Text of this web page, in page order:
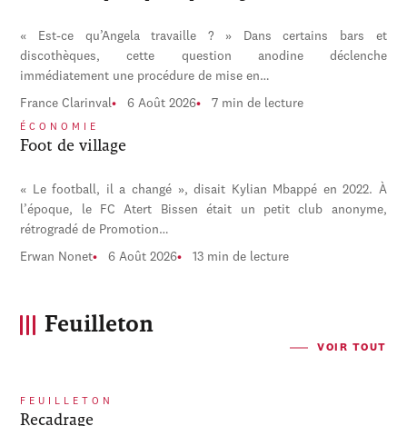
« Est-ce qu’Angela travaille ? » Dans certains bars et
discothèques, cette question anodine déclenche
immédiatement une procédure de mise en…
France Clarinval 6 Août 2026 7 min de lecture
ÉCONOMIE
Foot de village
« Le football, il a changé », disait Kylian Mbappé en 2022. À
l’époque, le FC Atert Bissen était un petit club anonyme,
rétrogradé de Promotion…
Erwan Nonet 6 Août 2026 13 min de lecture
Feuilleton
VOIR TOUT
FEUILLETON
Recadrage